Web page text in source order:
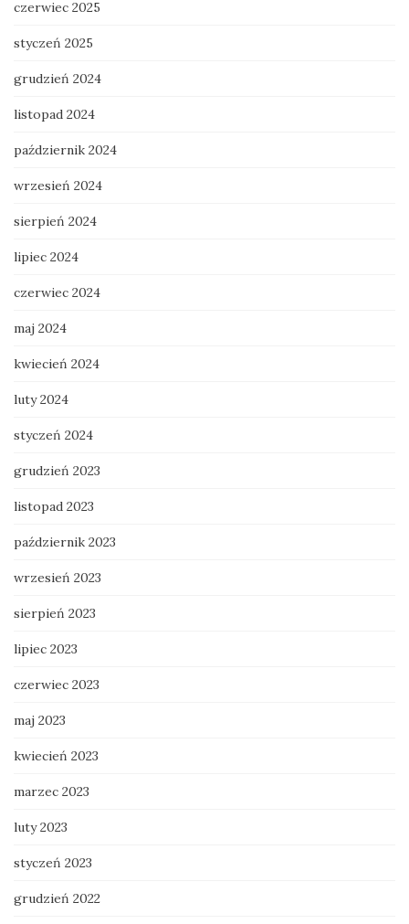
czerwiec 2025
styczeń 2025
grudzień 2024
listopad 2024
październik 2024
wrzesień 2024
sierpień 2024
lipiec 2024
czerwiec 2024
maj 2024
kwiecień 2024
luty 2024
styczeń 2024
grudzień 2023
listopad 2023
październik 2023
wrzesień 2023
sierpień 2023
lipiec 2023
czerwiec 2023
maj 2023
kwiecień 2023
marzec 2023
luty 2023
styczeń 2023
grudzień 2022